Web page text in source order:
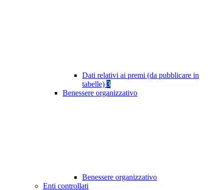
Dati relativi ai premi (da pubblicare in
tabelle) 3
Benessere organizzativo
Benessere organizzativo
Enti controllati